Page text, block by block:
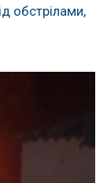
обстрілами,